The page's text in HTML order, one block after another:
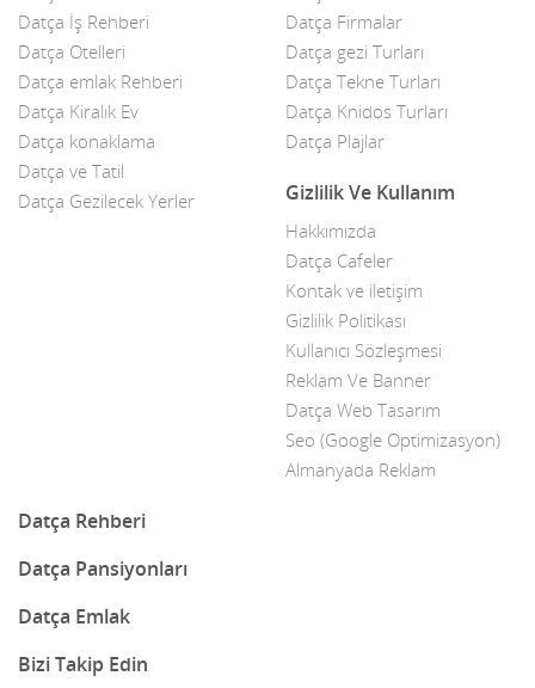
Çiçekçiler
Datça Bademi
Datça Feribot
Datça Köy Ürünleri
Dekorasyon
Demir Doğrama
Dergiler
Diğer Ürünler
Datça İş Rehberi
Datça Otelleri
Datça emlak Rehberi
Datça Kiralık Ev
Datça konaklama
Datça ve Tatil
Datça Gezilecek Yerler
Datça Firmalar
Datça gezi Turları
Datça Tekne Turları
Datça Knidos Turları
Datça Plajlar
Gizlilik Ve Kullanım
Hakkımızda
Datça Cafeler
Kontak ve iletişim
Gizlilik Politikası
Kullanıcı Sözleşmesi
Reklam Ve Banner
Datça Web Tasarım
Seo (Google Optimizasyon)
Almanyada Reklam
Datça Rehberi
Datça Pansiyonları
Datça Emlak
Bizi Takip Edin